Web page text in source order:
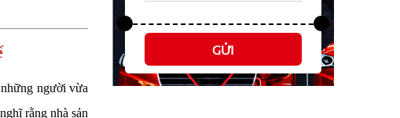
người vừa
rằng nhà sản
GỬI